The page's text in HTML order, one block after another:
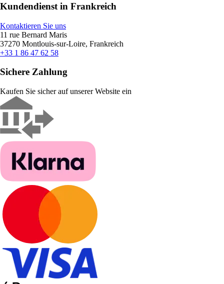
Kundendienst in Frankreich
Kontaktieren Sie uns
11 rue Bernard Maris
37270 Montlouis-sur-Loire, Frankreich
+33 1 86 47 62 58
Sichere Zahlung
Kaufen Sie sicher auf unserer Website ein